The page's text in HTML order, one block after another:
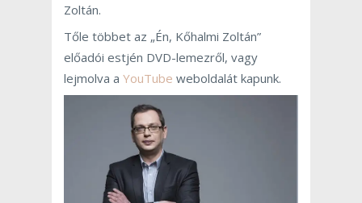
Zoltán.
Tőle többet az „Én, Kőhalmi Zoltán”
előadói estjén DVD-lemezről, vagy
lejmolva a YouTube weboldalát kapunk.